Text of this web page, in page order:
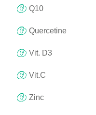
Q10
Quercetine
Vit. D3
Vit.C
Zinc